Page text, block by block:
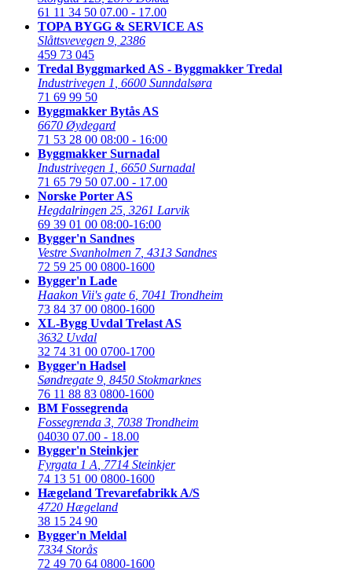
61 11 34 50 07.00 - 17.00
TOPA BYGG & SERVICE AS
Slåttsvevegen 9 2386
459 73 045
Tredal Byggmarked AS - Byggmakker Tredal
Industrivegen 1 6600 Sunndalsøra
71 69 99 50
Byggmakker Bytås AS
6670 Øydegard
71 53 28 00 08:00 - 16:00
Byggmakker Surnadal
Industrivegen 1 6650 Surnadal
71 65 79 50 07.00 - 17.00
Norske Porter AS
Hegdalringen 25 3261 Larvik
69 39 01 00 08:00-16:00
Bygger'n Sandnes
Vestre Svanholmen 7, 4313 Sandnes
72 59 25 00 0800-1600
Bygger'n Lade
Haakon Vii's gate 6 7041 Trondheim
73 84 37 00 0800-1600
XL-Bygg Uvdal Trelast AS
3632 Uvdal
32 74 31 00 0700-1700
Bygger'n Hadsel
Søndregate 9 8450 Stokmarknes
76 11 88 83 0800-1600
BM Fossegrenda
Fossegrenda 3 7038 Trondheim
04030 07.00 - 18.00
Bygger'n Steinkjer
Fyrgata 1 A 7714 Steinkjer
74 13 51 00 0800-1600
Hægeland Trevarefabrikk A/S
4720 Hægeland
38 15 24 90
Bygger'n Meldal
7334 Storås
72 49 70 64 0800-1600